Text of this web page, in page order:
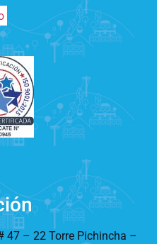
47 – 22 Torre Pichincha –